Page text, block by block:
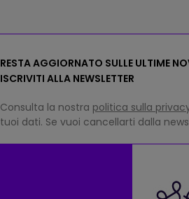
RESTA AGGIORNATO SULLE ULTIME
ISCRIVITI ALLA NEWSLETTER
Consulta la nostra politica sulla
tuoi dati. Se vuoi cancellarti dalla